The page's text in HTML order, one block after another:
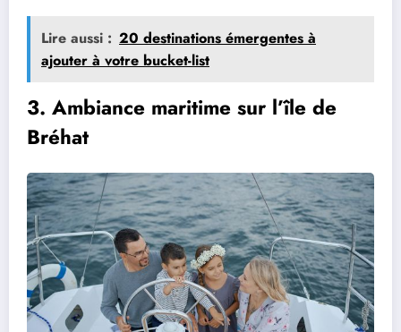
Lire aussi : 20 destinations émergentes à
ajouter à votre bucket-list
3. Ambiance maritime sur l’île de
Bréhat